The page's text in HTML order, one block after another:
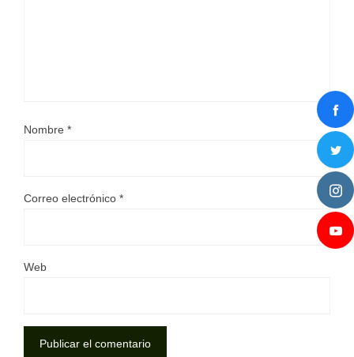
Nombre *
Correo electrónico *
Web